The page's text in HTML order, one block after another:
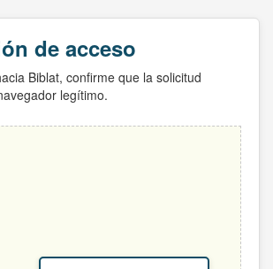
de acceso
Biblat, confirme que la solicitud
legítimo.